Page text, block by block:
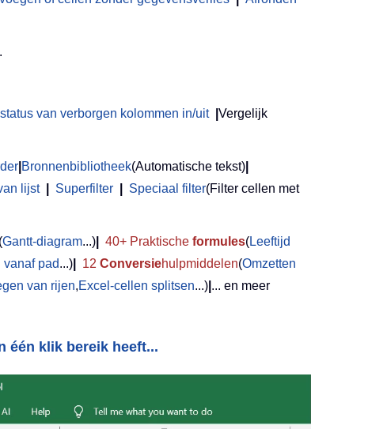
van verborgen kolommen in/uit
Vergelijk
Bronnenbibliotheek(Automatische tekst)
lijst Superfilter Speciaal filter(Filter cellen met
(Gantt-diagram...) 40+ Praktische formules(Leeftijd
pad...) 12 Conversiehulpmiddelen(Omzetten
van rijen,Excel-cellen splitsen...) ... en meer
één klik bereik heeft...